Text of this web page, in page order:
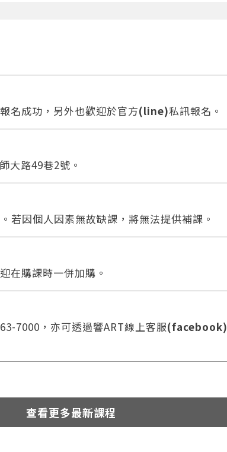
封Email，請依照信件中的指示重新登入。
統偵測到您的帳號重複登入，
名成功，另外也歡迎於官方(line)私訊報名。
大路49巷2號。
若因個人因素無故缺課，將無法提供補課。
在購課時一併加購。
7000，亦可透過響ART線上客服(facebook)
查看更多最新課程